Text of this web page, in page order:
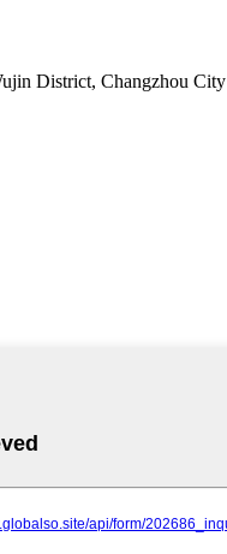
District, Changzhou City